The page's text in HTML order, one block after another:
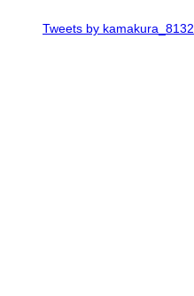
Tweets by kamakura_8132